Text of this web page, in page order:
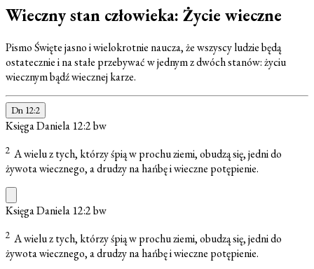
Wieczny stan człowieka: Życie wieczne
Pismo Święte jasno i wielokrotnie naucza, że wszyscy ludzie będą
ostatecznie i na stałe przebywać w jednym z dwóch stanów: życiu
wiecznym bądź wiecznej karze.
Dn 12:2
Księga Daniela 12:2bw
2 A wielu z tych, którzy śpią w prochu ziemi, obudzą się, jedni do
żywota wiecznego, a drudzy na hańbę i wieczne potępienie.
Księga Daniela 12:2bw
2 A wielu z tych, którzy śpią w prochu ziemi, obudzą się, jedni do
żywota wiecznego, a drudzy na hańbę i wieczne potępienie.